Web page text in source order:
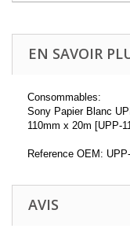
EN SAVOIR
Consommables:
Sony Papier Blanc
110mm x 20m [UPP-
Reference OEM:
AVIS